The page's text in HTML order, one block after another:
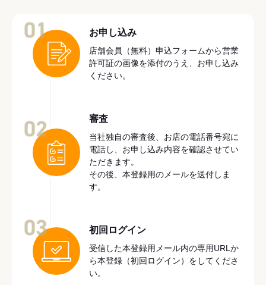
お申し込み
店舗会員（無料）申込フォームから営業
許可証の画像を添付のうえ、お申し込み
ください。
審査
当社独自の審査後、お店の電話番号宛に
電話し、お申し込み内容を確認させてい
ただきます。
その後、本登録用のメールを送付しま
す。
初回ログイン
受信した本登録用メール内の専用URLか
ら本登録（初回ログイン）をしてくださ
い。